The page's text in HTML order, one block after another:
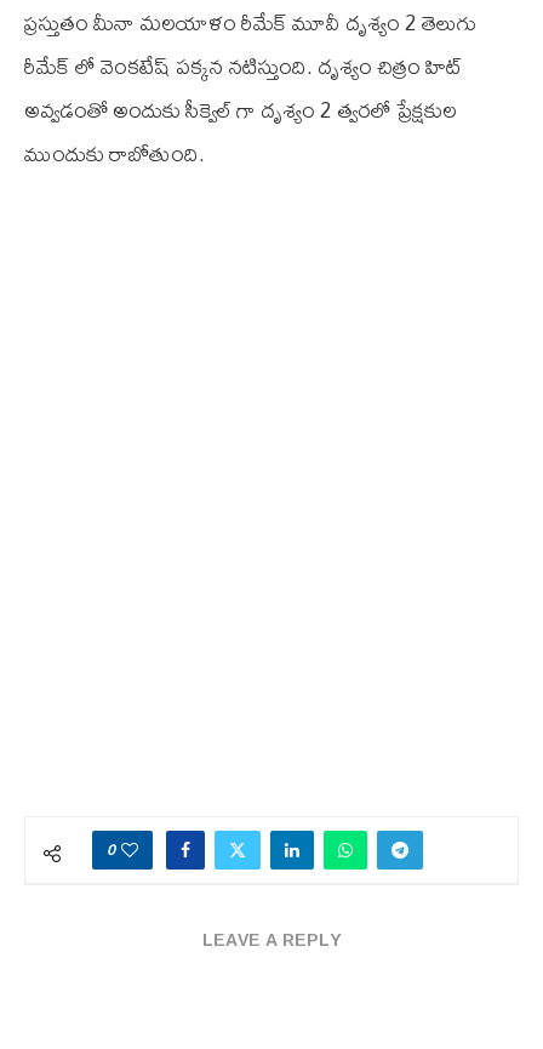
ప్రస్తుతం మీనా మలయాళం రీమేక్ మూవీ దృశ్యం 2 తెలుగు
రీమేక్ లో వెంకటేష్ పక్కన నటిస్తుంది. దృశ్యం చిత్రం హిట్
అవ్వడంతో అందుకు సీక్వెల్ గా దృశ్యం 2 త్వరలో ప్రేక్షకుల
ముందుకు రాబోతుంది.
0
LEAVE A REPLY